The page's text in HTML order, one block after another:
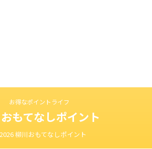
お得なポイントライフ
もてなしポイント
柳川おもてなしポイント